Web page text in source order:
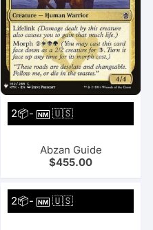
2📦-NM 🇺🇸
Abzan Guide
$455.00
2📦-NM 🇺🇸